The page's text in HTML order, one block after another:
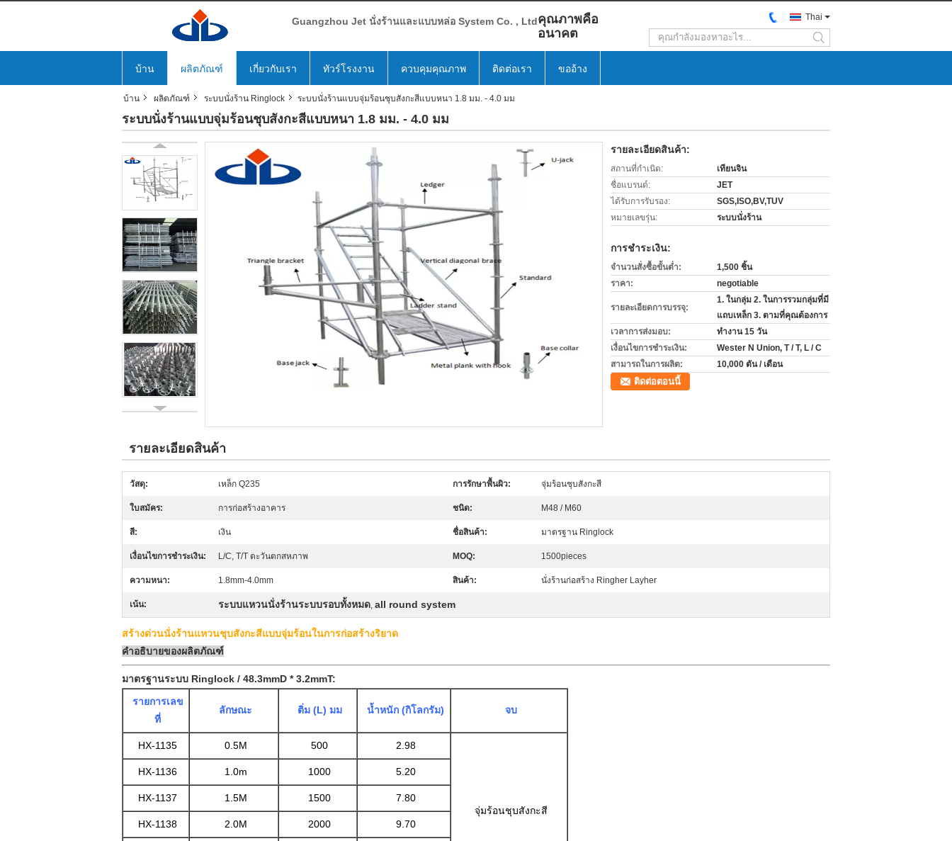
Guangzhou Jet นั่งร้านและแบบหล่อ System Co. , Ltdคุณภาพคือ
อนาคต
Thai
search
บ้าน ผลิตภัณฑ์ เกี่ยวกับเรา ทัวร์โรงงาน ควบคุมคุณภาพ ติดต่อเรา ขออ้าง
บ้าน ผลิตภัณฑ์ ระบบนั่งร้าน Ringlock ระบบนั่งร้านแบบจุ่มร้อนชุบสังกะสีแบบหนา 1.8 มม. - 4.0 มม
ระบบนั่งร้านแบบจุ่มร้อนชุบสังกะสีแบบหนา 1.8 มม. - 4.0 มม
รายละเอียดสินค้า:
สถานที่กำเนิด:
เทียนจิน
ชื่อแบรนด์:
JET
ได้รับการรับรอง:
SGS,ISO,BV,TUV
หมายเลขรุ่น:
ระบบนั่งร้าน
การชำระเงิน:
จำนวนสั่งซื้อขั้นต่ำ:
1,500 ชิ้น
ราคา:
negotiable
รายละเอียดการบรรจุ:
1. ในกลุ่ม 2. ในการรวมกลุ่มที่มี
แถบเหล็ก 3. ตามที่คุณต้องการ
เวลาการส่งมอบ:
ทำงาน 15 วัน
เงื่อนไขการชำระเงิน:
Wester N Union, T / T, L / C
สามารถในการผลิต:
10,000 ตัน / เดือน
ติดต่อตอนนี้
รายละเอียดสินค้า
วัสดุ: เหล็ก Q235 การรักษาพื้นผิว: จุ่มร้อนชุบสังกะสี
ใบสมัคร: การก่อสร้างอาคาร ชนิด: M48 / M60
สี: เงิน ชื่อสินค้า: มาตรฐาน Ringlock
เงื่อนไขการชำระเงิน: L/C, T/T ตะวันตกสหภาพ MOQ: 1500pieces
ความหนา: 1.8mm-4.0mm สินค้า: นั่งร้านก่อสร้าง Ringher Layher
เน้น: ระบบแหวนนั่งร้านระบบรอบทั้งหมด, all round system
สร้างด่วนนั่งร้านแหวนชุบสังกะสีแบบจุ่มร้อนในการก่อสร้างริยาด
คำอธิบายของผลิตภัณฑ์
มาตรฐานระบบ Ringlock / 48.3mmD * 3.2mmT:
รายการเลข
ที่
ลักษณะ ติ่ม (L) มม น้ำหนัก (กิโลกรัม) จบ
HX-1135 0.5M 500 2.98
จุ่มร้อนชุบสังกะสี
HX-1136 1.0m 1000 5.20
HX-1137 1.5M 1500 7.80
HX-1138 2.0M 2000 9.70